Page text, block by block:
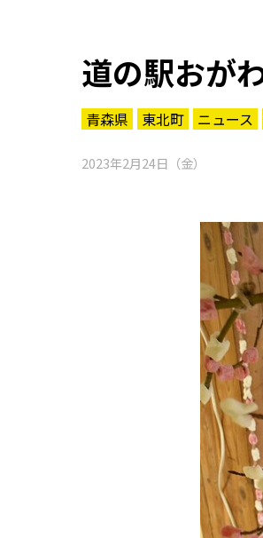
道の駅おが
青森県 東北町 ニュース
2023年2月24日（金）